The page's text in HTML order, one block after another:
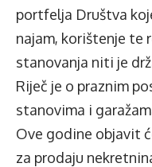
portfelja Društva
najam, korištenje te
stanovanja niti je
Riječ je o praznim
stanovima i
Ove godine objavit
za prodaju